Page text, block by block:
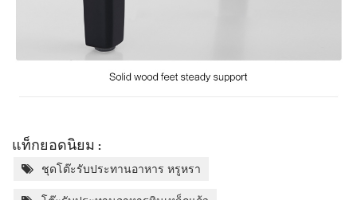
แท็กยอดนิยม :
ชุดโต๊ะรับประทานอาหาร หรูหรา